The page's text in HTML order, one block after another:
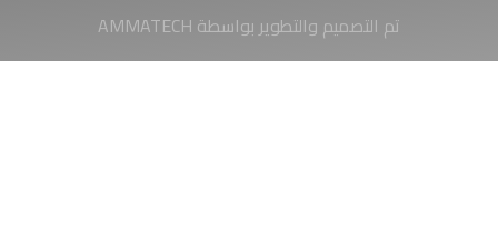
AMMATECH تم التصميم والتطوير بواسطة